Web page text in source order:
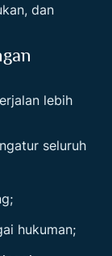
dan
lebih
seluruh
hukuman;